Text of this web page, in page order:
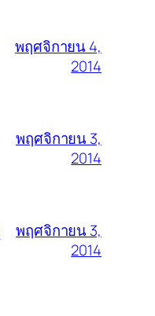
พฤศจิกายน 4,
2014
พฤศจิกายน 3,
2014
พฤศจิกายน 3,
2014